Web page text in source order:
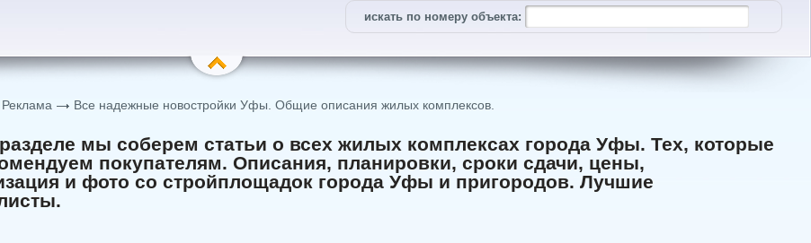
искать по номеру объекта:
Реклама Все надежные новостройки Уфы. Общие описания жилых комплексов.
мы соберем статьи о всех жилых комплексах города Уфы. Тех, которые
покупателям. Описания, планировки, сроки сдачи, цены,
и фото со стройплощадок города Уфы и пригородов. Лучшие